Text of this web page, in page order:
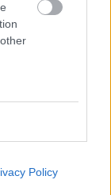
Policy
επί ιταλικού